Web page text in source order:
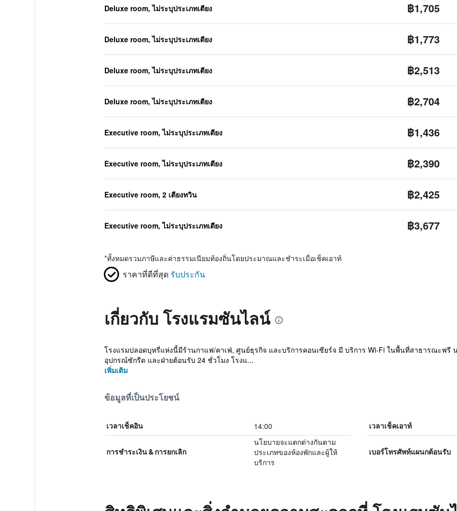
Deluxe room, ไม่ระบุประเภทเตียง ฿1,705
Deluxe room, ไม่ระบุประเภทเตียง ฿1,773
Deluxe room, ไม่ระบุประเภทเตียง ฿2,513
Deluxe room, ไม่ระบุประเภทเตียง ฿2,704
Executive room, ไม่ระบุประเภทเตียง ฿1,436
Executive room, ไม่ระบุประเภทเตียง ฿2,390
Executive room, 2 เตียงทวิน ฿2,425
Executive room, ไม่ระบุประเภทเตียง ฿3,677
*ทั้งหมดรวมภาษีและค่าธรรมเนียมท้องถิ่นโดยประมาณและชำระเมื่อเช็คเอาท์
ราคาที่ดีที่สุด รับประกัน
เกี่ยวกับ โรงแรมซันไลน์
โรงแรมปลอดบุหรี่แห่งนี้มีร้านกาแฟ/คาเฟ่, ศูนย์ธุรกิจ และบริการคอนเซียร์จ มี บริการ Wi-Fi ในพื้นที่สาธารณะฟรี
อุปกรณ์ซักรีด และฝ่ายต้อนรับ 24 ชั่วโมง โรงแ...
เพิ่มเติม
ข้อมูลที่เป็นประโยชน์
เวลาเช็คอิน 14:00 เวลาเช็คเอาท์
การชำระเงิน & การยกเลิก
นโยบายจะแตกต่างกันตาม
ประเภทของห้องพักและผู้ให้
บริการ
เบอร์โทรศัพท์แผนกต้อนรับ